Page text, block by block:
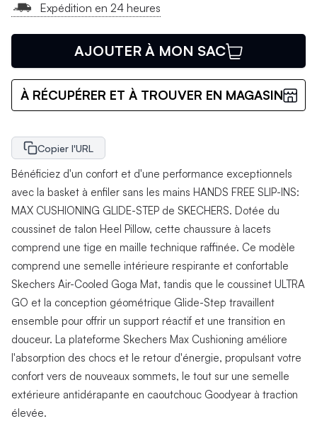
Expédition en 24 heures
AJOUTER À MON SAC
À RÉCUPÉRER ET À TROUVER EN MAGASIN
Copier l'URL
Bénéficiez d'un confort et d'une performance exceptionnels
avec la basket à enfiler sans les mains HANDS FREE SLIP-INS:
MAX CUSHIONING GLIDE-STEP de SKECHERS. Dotée du
coussinet de talon Heel Pillow, cette chaussure à lacets
comprend une tige en maille technique raffinée. Ce modèle
comprend une semelle intérieure respirante et confortable
Skechers Air-Cooled Goga Mat, tandis que le coussinet ULTRA
GO et la conception géométrique Glide-Step travaillent
ensemble pour offrir un support réactif et une transition en
douceur. La plateforme Skechers Max Cushioning améliore
l'absorption des chocs et le retour d'énergie, propulsant votre
confort vers de nouveaux sommets, le tout sur une semelle
extérieure antidérapante en caoutchouc Goodyear à traction
élevée.